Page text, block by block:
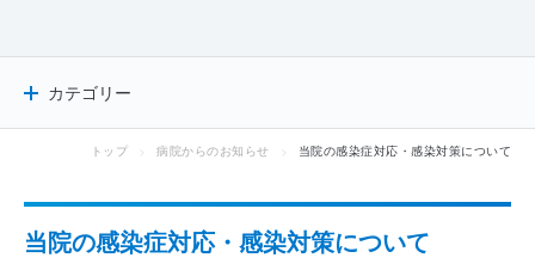
カテゴリー
病院からのお知らせ
採用情報
トップ 病院からのお知らせ 当院の感染症対応・感染対策について
当院の感染症対応・感染対策について